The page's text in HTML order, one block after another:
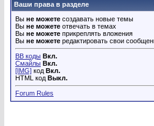
Ваши права в разделе
Вы не можете создавать новые темы
Вы не можете отвечать в темах
Вы не можете прикреплять вложения
Вы не можете редактировать свои
BB коды Вкл.
Смайлы Вкл.
[IMG] код Вкл.
HTML код Выкл.
Forum Rules